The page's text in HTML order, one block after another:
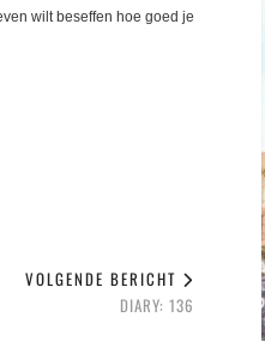
wilt beseffen hoe goed je
VOLGENDE BERICHT
DIARY: 136